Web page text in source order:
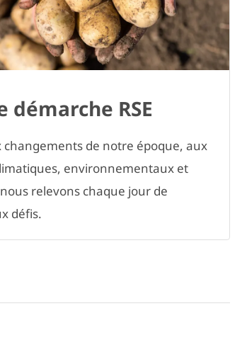
démarche RSE
changements de notre époque, aux
environnementaux et
relevons chaque jour de
défis.